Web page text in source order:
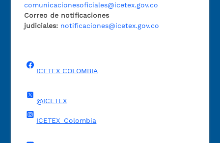
comunicacionesoficiales@icetex.gov.co
Correo de notificaciones
judiciales: notificaciones@icetex.gov.co
ICETEX COLOMBIA
@ICETEX
ICETEX_Colombia